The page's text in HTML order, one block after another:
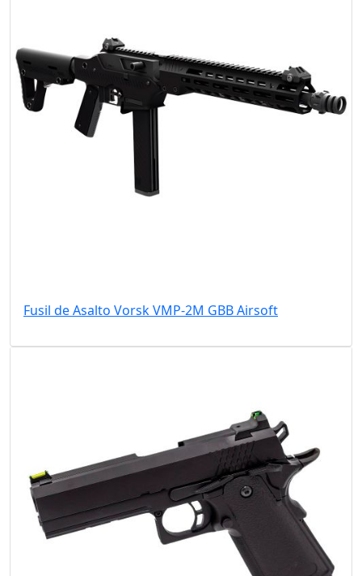
Fusil de Asalto Vorsk VMP-2M GBB Airsoft